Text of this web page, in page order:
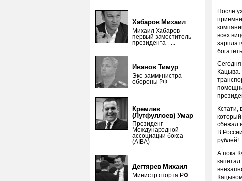
Хабаров Михаил
Михаил Хабаров –
первый заместитель
президента –...
Иванов Тимур
Экс-замминистра
обороны РФ
Кремлев
(Лутфуллоев) Умар
Президент
Международной
ассоциации бокса
(AIBA)
Дегтярев Михаил
Министр спорта РФ
После
всех
Кацыва.
Кстати,
сбежал
В
рублей!
А пока